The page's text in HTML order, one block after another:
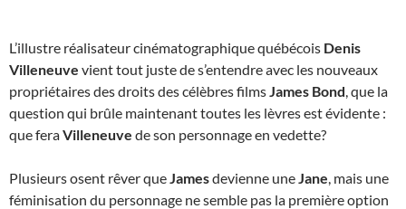
L’illustre réalisateur cinématographique québécois Denis
Villeneuve vient tout juste de s’entendre avec les nouveaux
propriétaires des droits des célèbres filmsJames Bond, que la
question qui brûle maintenant toutes les lèvres est évidente :
que feraVilleneuve de son personnage en vedette?
Plusieurs osent rêver queJamesdevienne uneJane, mais une
féminisation du personnage ne semble pas la première option